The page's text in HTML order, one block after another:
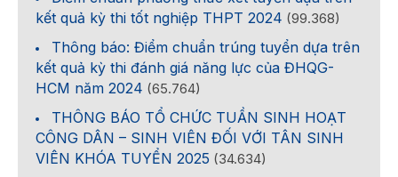
kết quả kỳ thi tốt nghiệp THPT 2024 (99.368)
Thông báo: Điểm chuẩn trúng tuyển dựa trên
kết quả kỳ thi đánh giá năng lực của ĐHQG-
HCM năm 2024 (65.764)
THÔNG BÁO TỔ CHỨC TUẦN SINH HOẠT
CÔNG DÂN – SINH VIÊN ĐỐI VỚI TÂN SINH
VIÊN KHÓA TUYỂN 2025 (34.634)